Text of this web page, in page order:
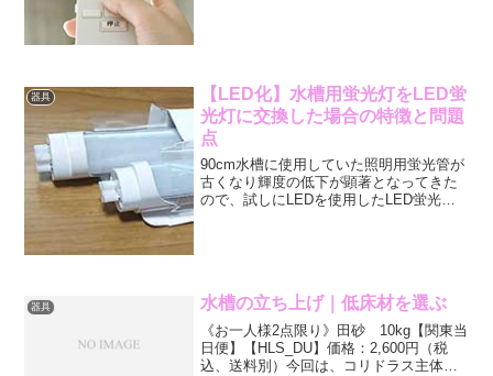
器具
【LED化】水槽用蛍光灯をLED蛍
光灯に交換した場合の特徴と問題
点
90cm水槽に使用していた照明用蛍光管が
古くなり輝度の低下が顕著となってきた
ので、試しにLEDを使用したLED蛍光灯
器具 水槽の立ち上げ｜低床材を選ぶ
《お一人様2点限り》田砂 10kg【関東当
日便】【HLS_DU】価格：2,600円（税
込、送料別）今回は、コリドラス主体の